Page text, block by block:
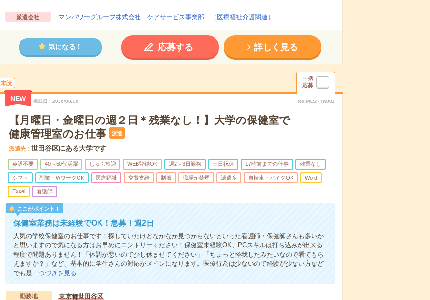
派遣会社 マンパワーグループ株式会社 ケアサービス事業部 （医療福祉介護関連）
気になる！ 応募する 詳しく見る
未読
一括
応募
NEW 掲載日 2026/08/06 No.MCSKTN001
【月曜日・金曜日の週２日＊残業なし！】大学の保健室で
健康管理室のお仕事
派遣
派遣先 世田谷区にある大学です
英語不要 40～50代活躍 しゅふ歓迎 WEB登録OK 週2～3日勤務 土日祝休 17時前までの仕事 残業なし
シフト 副業・WワークOK 医療福祉 交費支給 制服 職場が禁煙 派遣多 自転車・バイクOK Word
Excel 看護師
ここがポイント！
保健室業務は未経験でOK！急募！週2日
人気の学校保健室のお仕事です！探していたけどなかなか見つからないといった看護師・保健師さんも多いか
と思いますので気になる方はお早めにエントリーください！保健室未経験OK、PCスキルは打ち込みが出来る
程度で問題ありません！「体調が悪いので少し休ませてください」「ちょっと怪我したみたいなので看てもら
えますか？」など、基本的に学生さんの対応がメインになります。医療行為は少ないので経験が少ない方など
でも是…つづきを見る
勤務地 東京都世田谷区